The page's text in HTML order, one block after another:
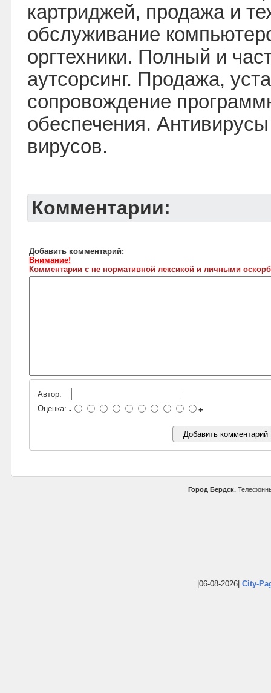
картриджей, продажа и
обслуживание
оргтехники. Полный и
аутсорсинг. Продажа,
сопровождение
обеспечения.
вирусов.
Комментарии:
Добавить комментарий:
Внимание!
Комментарии с не нормативной лексикой и личными
Автор:
Оценка: - +
Город Бердск.
|06-08-2026| City-